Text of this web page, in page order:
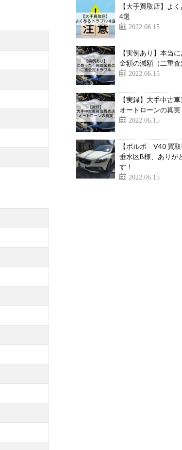
【大手買取店】よ
4選
2022.06.15
【実例あり】本当
金額の減額（二重
2022.06.15
【実録】大手中古
オートローンの真実
2022.06.15
【ボルボ V40 買
垂水区B様、ありが
す！
2022.06.15